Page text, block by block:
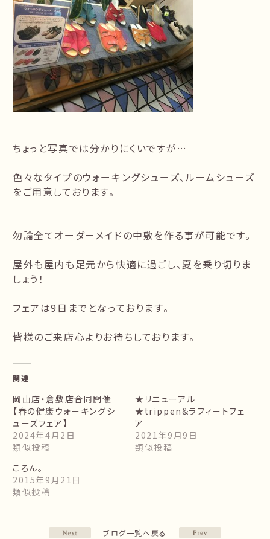
ちょっと写真では分かりにくいですが…
色々なタイプのウォーキングシューズ、ルームシューズ
をご用意しております。
勿論全てオーダーメイドの中敷を作る事が可能です。
屋外も屋内も足元から快適に過ごし、夏を乗り切りま
しょう！
フェアは9日までとなっております。
皆様のご来店心よりお待ちしております。
関連
岡山店・倉敷店合同開催
【春の健康ウォーキングシ
ューズフェア】
2024年4月2日
類似投稿
★リニューアル
★trippen&ラフィートフェ
ア
2021年9月9日
類似投稿
ころん。
2015年9月21日
類似投稿
ブログ一覧へ戻る